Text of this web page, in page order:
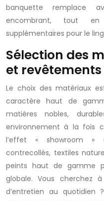
banquette remplace
encombrant, tout
supplémentaires pour le
Sélection des
et
Le choix des matériaux
caractère haut de
matières nobles,
environnement à la fois
l’effet « showroom »
contrecollés, textiles
peints haut de gamme
globale. Vous cherchez
d’entretien au quotidien